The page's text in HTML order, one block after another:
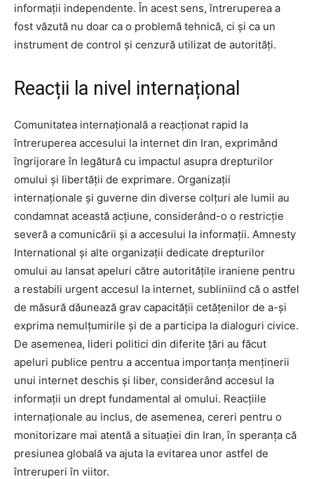
informații independente. În acest sens, întreruperea a
fost văzută nu doar ca o problemă tehnică, ci și ca un
instrument de control și cenzură utilizat de autorități.
Reacții la nivel internațional
Comunitatea internațională a reacționat rapid la
întreruperea accesului la internet din Iran, exprimând
îngrijorare în legătură cu impactul asupra drepturilor
omului și libertății de exprimare. Organizații
internaționale și guverne din diverse colțuri ale lumii au
condamnat această acțiune, considerând-o o restricție
severă a comunicării și a accesului la informații. Amnesty
International și alte organizații dedicate drepturilor
omului au lansat apeluri către autoritățile iraniene pentru
a restabili urgent accesul la internet, subliniind că o astfel
de măsură dăunează grav capacității cetățenilor de a-și
exprima nemulțumirile și de a participa la dialoguri civice.
De asemenea, lideri politici din diferite țări au făcut
apeluri publice pentru a accentua importanța menținerii
unui internet deschis și liber, considerând accesul la
informații un drept fundamental al omului. Reacțiile
internaționale au inclus, de asemenea, cereri pentru o
monitorizare mai atentă a situației din Iran, în speranța că
presiunea globală va ajuta la evitarea unor astfel de
întreruperi în viitor.